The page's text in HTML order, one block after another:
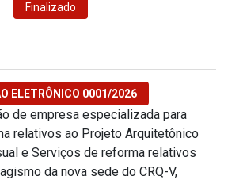
Finalizado
ELETRÔNICO 0001/2026
de empresa especializada para
relativos ao Projeto Arquitetônico
e Serviços de reforma relativos
da nova sede do CRQ-V,